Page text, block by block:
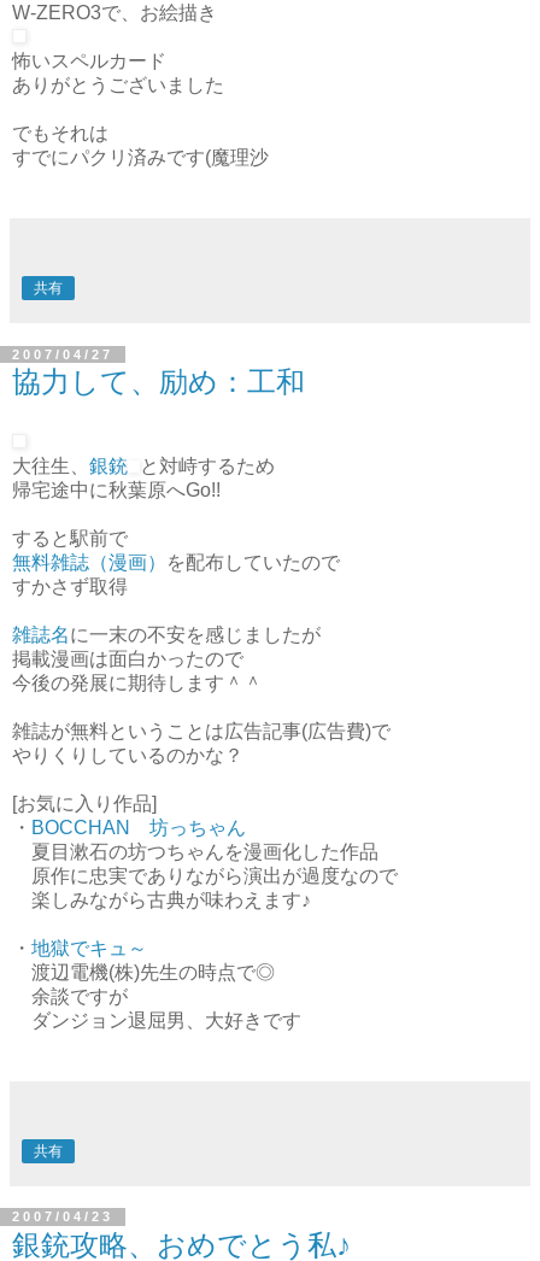
W-ZERO3で、お絵描き
怖いスペルカード
ありがとうございました
でもそれは
すでにパクリ済みです(魔理沙
共有
2007/04/27
協力して、励め：工和
大往生、銀銃 と対峙するため
帰宅途中に秋葉原へGo!!
すると駅前で
無料雑誌（漫画）
を配布していたので
すかさず取得
雑誌名に一末の不安を感じましたが
掲載漫画は面白かったので
今後の発展に期待します＾＾
雑誌が無料ということは広告記事(広告費)で
やりくりしているのかな？
[お気に入り作品]
BOCCHAN 坊っちゃん
夏目漱石の坊つちゃんを漫画化した作品
原作に忠実でありながら演出が過度なので
楽しみながら古典が味わえます♪
地獄でキュ～
渡辺電機(株)先生の時点で◎
余談ですが
ダンジョン退屈男、大好きです
共有
2007/04/23